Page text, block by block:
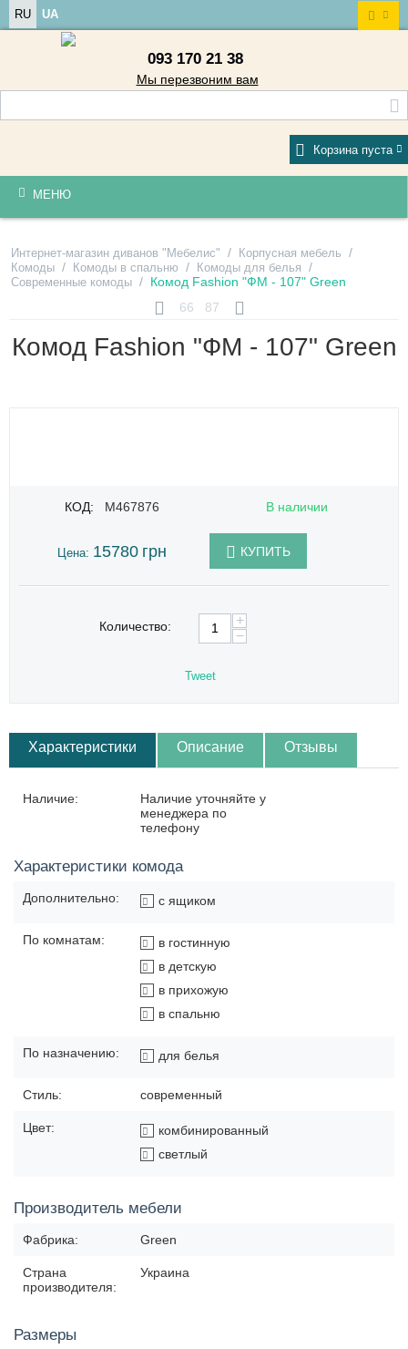
RU UA
093 170 21 38
Мы перезвоним вам
Корзина пуста
МЕНЮ
Интернет-магазин диванов "Мебелис" / Корпусная мебель /
Комоды / Комоды в спальню / Комоды для белья /
Современные комоды / Комод Fashion "ФМ - 107" Green
66
87
Комод Fashion "ФМ - 107" Green
КОД: M467876 В наличии
Цена: 15780 грн КУПИТЬ
Количество:
+
−
Tweet
Характеристики Описание Отзывы
Наличие:
Наличие уточняйте у
менеджера по
телефону
Характеристики комода
Дополнительно: с ящиком
По комнатам:
в гостинную
в детскую
в прихожую
в спальню
По назначению: для белья
Стиль: современный
Цвет:
комбинированный
светлый
Производитель мебели
Фабрика: Green
Страна
производителя:
Украина
Размеры